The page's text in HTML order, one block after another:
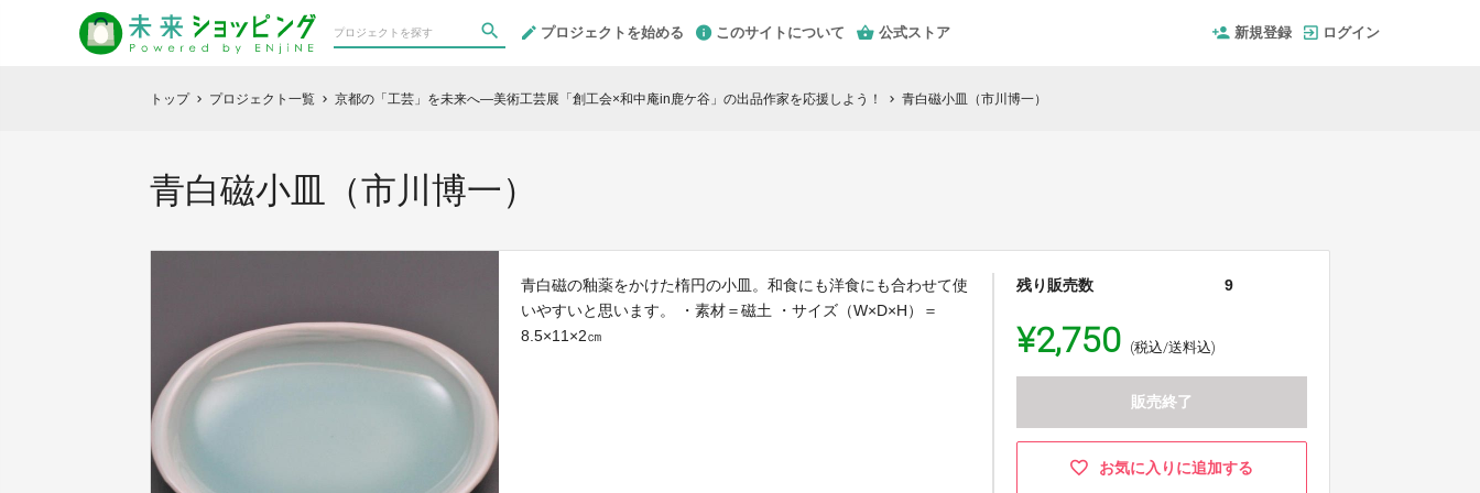
プロジェクトを始める このサイトについて 公式ストア 新規登録 ログイン
トップ chevron_right プロジェクト一覧 chevron_right 京都の「工芸」を未来へ―美術工芸展「創工会×和中庵in鹿ケ谷」の出品作家を応援しよう！ chevron_right 青白磁小皿（市川博一）
青白磁小皿（市川博一）
青白磁の釉薬をかけた楕円の小皿。和食にも洋食にも合わせて使
いやすいと思います。 ・素材＝磁土 ・サイズ（W×D×H）＝
8.5×11×2㎝
残り販売数 9
¥2,750 (税込/送料込)
販売終了
お気に入りに追加する